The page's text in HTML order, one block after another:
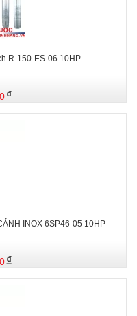
R-150-ES-06 10HP
INOX 6SP46-05 10HP